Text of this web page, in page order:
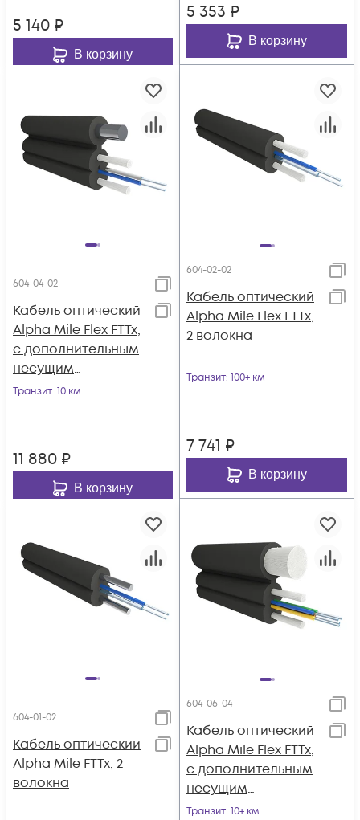
5 140 ₽
В корзину
5 353 ₽
В корзину
604-04-02
Кабель оптический
Alpha Mile Flex FTTx,
с дополнительным
несущим
элементом
Транзит: 10 км
11 880 ₽
В корзину
604-02-02
Кабель оптический
Alpha Mile Flex FTTx,
2 волокна
Транзит: 100+ км
7 741 ₽
В корзину
604-01-02
Кабель оптический
Alpha Mile FTTx, 2
волокна
604-06-04
Кабель оптический
Alpha Mile Flex FTTx,
с дополнительным
несущим
элементом (FRP 1.8
Транзит: 10+ км